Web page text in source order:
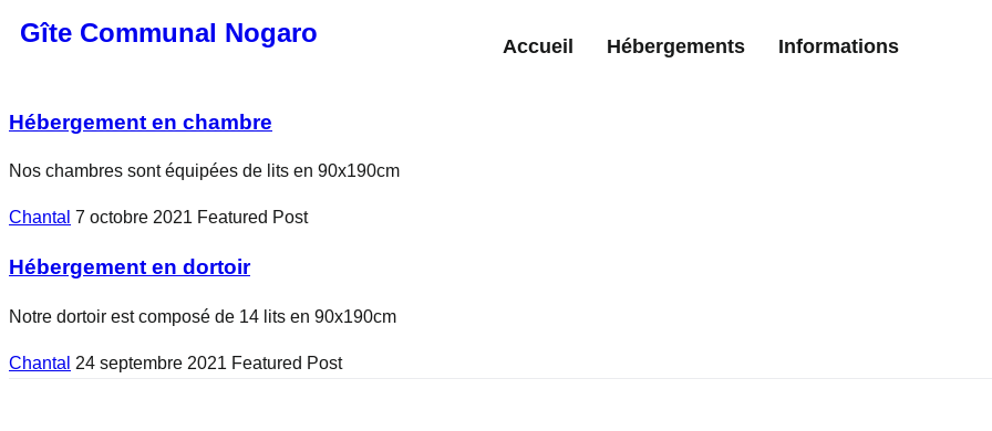
Gîte Communal Nogaro Accueil Hébergements Informations
Hébergement en chambre
Nos chambres sont équipées de lits en 90x190cm
Chantal 7 octobre 2021 Featured Post
Hébergement en dortoir
Notre dortoir est composé de 14 lits en 90x190cm
Chantal 24 septembre 2021 Featured Post